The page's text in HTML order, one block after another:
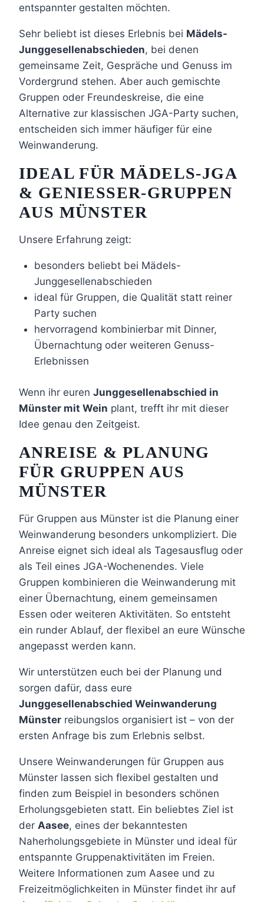
entspannter gestalten möchten.
Sehr beliebt ist dieses Erlebnis bei Mädels-
Junggesellenabschieden, bei denen
gemeinsame Zeit, Gespräche und Genuss im
Vordergrund stehen. Aber auch gemischte
Gruppen oder Freundeskreise, die eine
Alternative zur klassischen JGA-Party suchen,
entscheiden sich immer häufiger für eine
Weinwanderung.
IDEAL FÜR MÄDELS-JGA
& GENIESSER-GRUPPEN A
US MÜNSTER
Unsere Erfahrung zeigt:
besonders beliebt bei Mädels-
Junggesellenabschieden
ideal für Gruppen, die Qualität statt reiner
Party suchen
hervorragend kombinierbar mit Dinner,
Übernachtung oder weiteren Genuss-
Erlebnissen
Wenn ihr euren Junggesellenabschied in
Münster mit Wein plant, trefft ihr mit dieser
Idee genau den Zeitgeist.
ANREISE & PLANUNG
FÜR GRUPPEN AUS
MÜNSTER
Für Gruppen aus Münster ist die Planung einer
Weinwanderung besonders unkompliziert. Die
Anreise eignet sich ideal als Tagesausflug oder
als Teil eines JGA-Wochenendes. Viele
Gruppen kombinieren die Weinwanderung mit
einer Übernachtung, einem gemeinsamen
Essen oder weiteren Aktivitäten. So entsteht
ein runder Ablauf, der flexibel an eure Wünsche
angepasst werden kann.
Wir unterstützen euch bei der Planung und
sorgen dafür, dass eure
Junggesellenabschied Weinwanderung
Münster reibungslos organisiert ist – von der
ersten Anfrage bis zum Erlebnis selbst.
Unsere Weinwanderungen für Gruppen aus
Münster lassen sich flexibel gestalten und
finden zum Beispiel in besonders schönen
Erholungsgebieten statt. Ein beliebtes Ziel ist
der Aasee, eines der bekanntesten
Naherholungsgebiete in Münster und ideal für
entspannte Gruppenaktivitäten im Freien.
Weitere Informationen zum Aasee und zu
Freizeitmöglichkeiten in Münster findet ihr auf